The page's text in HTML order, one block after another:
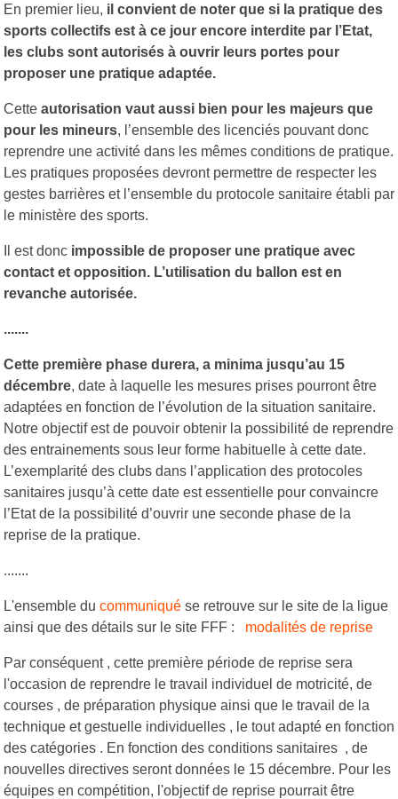
En premier lieu, il convient de noter que si la pratique des
sports collectifs est à ce jour encore interdite par l’Etat,
les clubs sont autorisés à ouvrir leurs portes pour
proposer une pratique adaptée.
Cette autorisation vaut aussi bien pour les majeurs que
pour les mineurs, l’ensemble des licenciés pouvant donc
reprendre une activité dans les mêmes conditions de pratique.
Les pratiques proposées devront permettre de respecter les
gestes barrières et l’ensemble du protocole sanitaire établi par
le ministère des sports.
Il est donc impossible de proposer une pratique avec
contact et opposition. L’utilisation du ballon est en
revanche autorisée.
.......
Cette première phase durera, a minima jusqu’au 15
décembre, date à laquelle les mesures prises pourront être
adaptées en fonction de l’évolution de la situation sanitaire.
Notre objectif est de pouvoir obtenir la possibilité de reprendre
des entrainements sous leur forme habituelle à cette date.
L’exemplarité des clubs dans l’application des protocoles
sanitaires jusqu’à cette date est essentielle pour convaincre
l’Etat de la possibilité d’ouvrir une seconde phase de la
reprise de la pratique.
.......
L'ensemble du communiqué se retrouve sur le site de la ligue
ainsi que des détails sur le site FFF : modalités de reprise
Par conséquent , cette première période de reprise sera
l'occasion de reprendre le travail individuel de motricité, de
courses , de préparation physique ainsi que le travail de la
technique et gestuelle individuelles , le tout adapté en fonction
des catégories . En fonction des conditions sanitaires , de
nouvelles directives seront données le 15 décembre. Pour les
équipes en compétition, l'objectif de reprise pourrait être